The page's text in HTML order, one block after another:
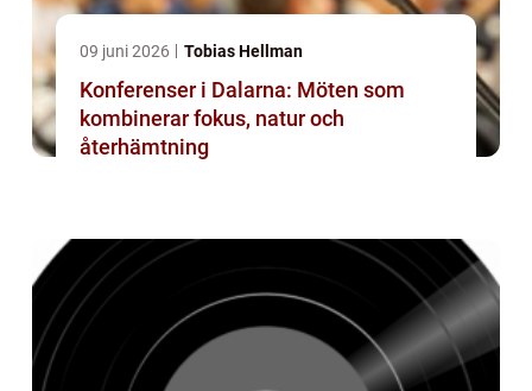
09 juni 2026 Tobias Hellman
Konferenser i Dalarna: Möten som
kombinerar fokus, natur och
återhämtning